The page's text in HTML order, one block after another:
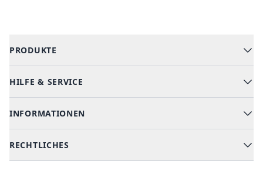
PRODUKTE
Alle Kategorien
Kühlen & Gefrieren
HILFE & SERVICE
Hilfe & FAQ
INFORMATIONEN
Über uns
RECHTLICHES